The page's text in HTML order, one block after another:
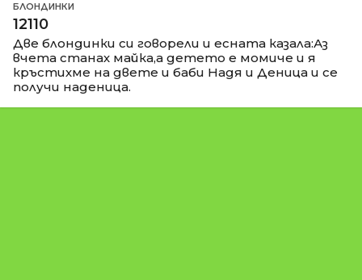
БЛОНДИНКИ
12110
Две блондинки си говорели и есната казала:Аз
вчета станах майка,а детето е момиче и я
кръстихме на двете и баби Надя и Деница и се
получи наденица.